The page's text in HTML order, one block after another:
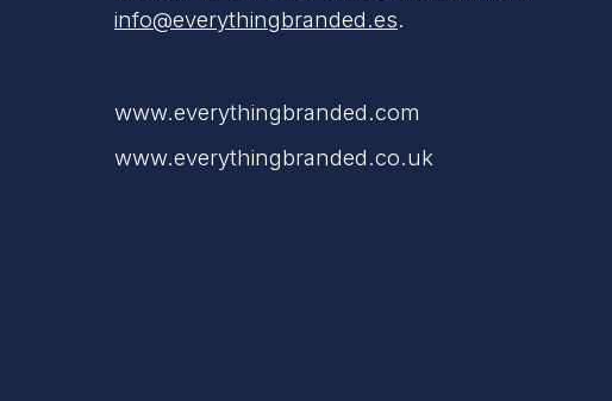
info@everythingbranded.es.
www.everythingbranded.com
www.everythingbranded.co.uk